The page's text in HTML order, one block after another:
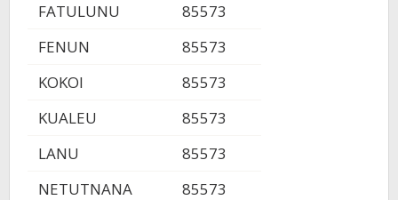
FATULUNU
85573
FENUN
85573
KOKOI
85573
KUALEU
85573
LANU
85573
NETUTNANA
85573